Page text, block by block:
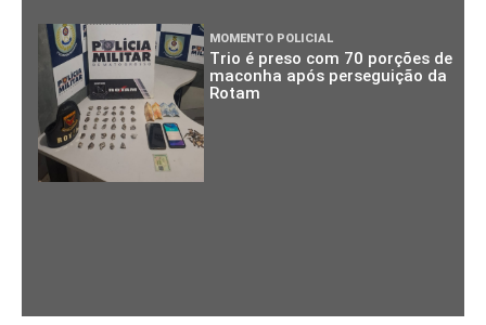
MOMENTO POLICIAL
Trio é preso com 70 porções de
maconha após perseguição da
Rotam